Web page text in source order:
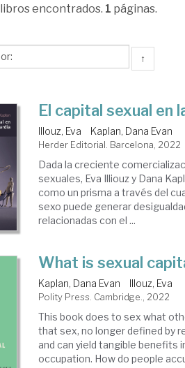
libros encontrados. 1 páginas.
↑
El capital sexual en
Illouz, Eva Kaplan, Dana Evan
Herder Editorial. Barcelona, 2022
Dada la creciente
sexuales, Eva Illiouz y Dana
como un prisma a través del
sexo puede generar
relacionadas con el ...
What is sexual
Kaplan, Dana Evan Illouz, Eva
Polity Press. Cambridge., 2022
This book does to sex what
that sex, no longer defined by
and can yield tangible benefits
occupation. How do people